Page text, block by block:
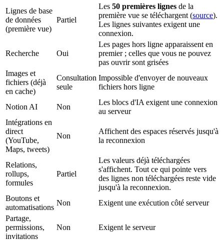
Lignes de base
de données
(première vue)
Partiel
Les 50 premières lignes de la
première vue se téléchargent (source).
Les lignes suivantes exigent une
connexion.
Recherche Oui
Les pages hors ligne apparaissent en
premier ; celles que vous ne pouvez
pas ouvrir sont grisées
Images et
fichiers (déjà
en cache)
Consultation
seule
Impossible d'envoyer de nouveaux
fichiers hors ligne
Notion AI Non
Les blocs d'IA exigent une connexion
au serveur
Intégrations en
direct
(YouTube,
Maps, tweets)
Non
Affichent des espaces réservés jusqu'à
la reconnexion
Relations,
rollups,
formules
Partiel
Les valeurs déjà téléchargées
s'affichent. Tout ce qui pointe vers
des lignes non téléchargées reste vide
jusqu'à la reconnexion.
Boutons et
automatisations
Non
Exigent une exécution côté serveur
Partage,
permissions,
invitations
Non Exigent le serveur